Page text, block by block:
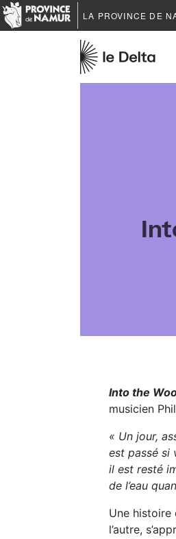
LA PROVINCE DE
Into the
musicien
« Un jour,
est passé si
il est resté
de l’eau
Une histoire
l’autre,